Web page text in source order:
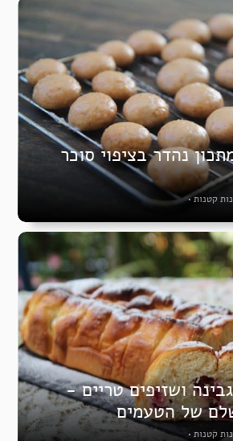
נהדר בציפוי סוכר
קטנות•
ושזיפים טריים -
של הטעמים
קטנות •